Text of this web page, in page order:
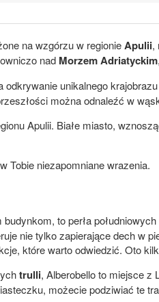
na wzgórzu w regionieApulii,
nad Morzem Adriatyckim
unikalnego
można odnaleźć w
Apulii. Białe miasto,
Tobie niezapomniane wrazenia.
to perła
nie tylko zapierające dech w
które warto odwiedzić. Oto
trulli, Alberobello to miejsce z
możecie podziwiać te